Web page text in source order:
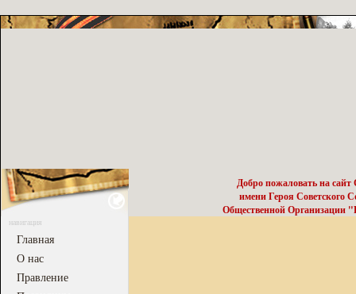
Добро пожаловать на
имени Героя Советского
Общественной Организации
навигация
Главная
О нас
Правление